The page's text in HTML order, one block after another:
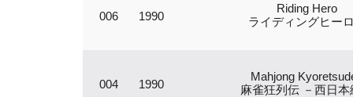
006 1990
Riding Hero
ライディングヒー
004 1990
Mahjong
麻雀狂列伝 －西日本